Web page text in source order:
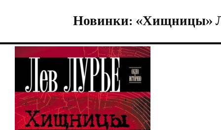
Новинки: «Хищницы»